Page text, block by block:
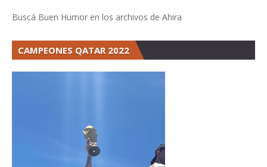
Buscá Buen Humor en los archivos de Ahira
CAMPEONES QATAR 2022